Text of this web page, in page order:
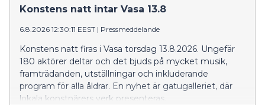
Konstens natt intar Vasa 13.8
6.8.2026 12:30:11 EEST | Pressmeddelande
Konstens natt firas i Vasa torsdag 13.8.2026. Ungefär
180 aktörer deltar och det bjuds på mycket musik,
framträdanden, utställningar och inkluderande
program för alla åldrar. En nyhet är gatugalleriet, där
lokala konstnärers verk presenteras.